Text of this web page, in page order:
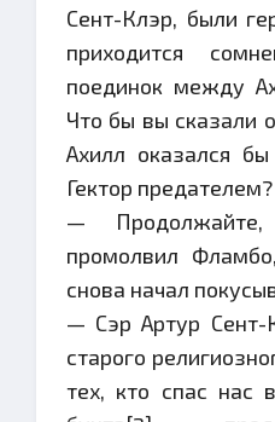
Сент-Клэр, были
приходится
поединок между
Что бы вы сказали
Ахилл оказался
Гектор предателем?
—
промолвил
снова начал
— Сэр Артур Сент-
старого
тех, кто спас нас